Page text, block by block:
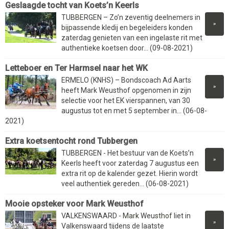
Geslaagde tocht van Koets’n Keerls
»
TUBBERGEN – Zo’n zeventig deelnemers in
bijpassende kledij en begeleiders konden
zaterdag genieten van een ingelaste rit met
authentieke koetsen door... (09-08-2021)
Letteboer en Ter Harmsel naar het WK
»
ERMELO (KNHS) – Bondscoach Ad Aarts
heeft Mark Weusthof opgenomen in zijn
selectie voor het EK vierspannen, van 30
augustus tot en met 5 september in... (06-08-
2021)
Extra koetsentocht rond Tubbergen
»
TUBBERGEN - Het bestuur van de Koets’n
Keerls heeft voor zaterdag 7 augustus een
extra rit op de kalender gezet. Hierin wordt
veel authentiek gereden... (06-08-2021)
Mooie opsteker voor Mark Weusthof
»
VALKENSWAARD - Mark Weusthof liet in
Valkenswaard tijdens de laatste